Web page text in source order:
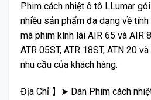
Phim cách nhiệt ô tô LLumar
nhiều sản phẩm đa dạng về
mã phim kính lái AIR 65 và AIR
ATR 05ST, ATR 18ST, ATN 20
nhu cầu của khách hàng.
Địa Chỉ 】➤ Dán Phim cách